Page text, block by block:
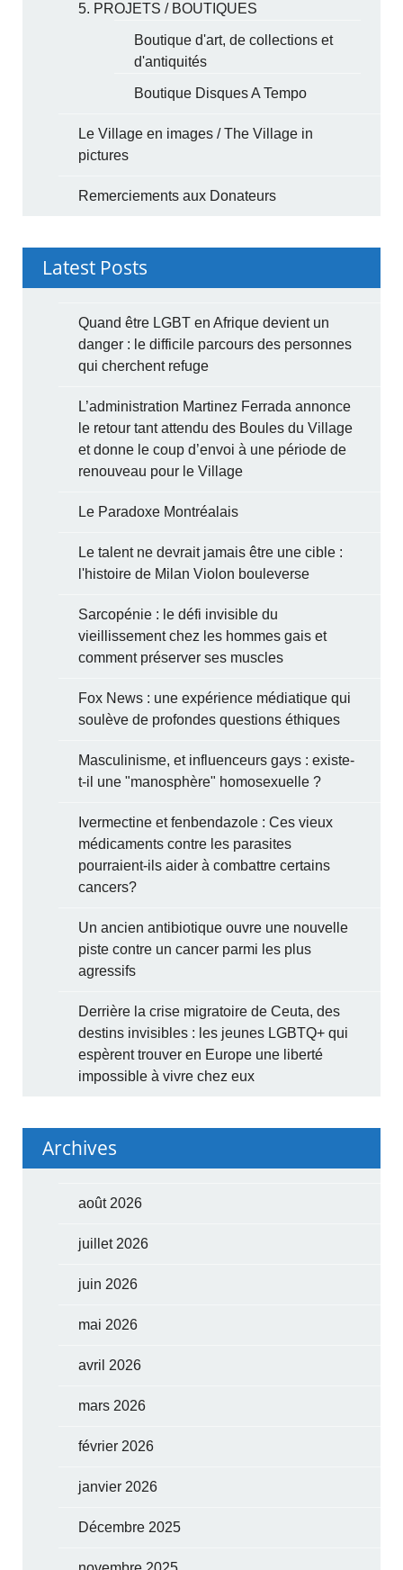
5. PROJETS / BOUTIQUES
Boutique d'art, de collections et
d'antiquités
Boutique Disques A Tempo
Le Village en images / The Village in
pictures
Remerciements aux Donateurs
Latest Posts
Quand être LGBT en Afrique devient un
danger : le difficile parcours des personnes
qui cherchent refuge
L’administration Martinez Ferrada annonce
le retour tant attendu des Boules du Village
et donne le coup d’envoi à une période de
renouveau pour le Village
Le Paradoxe Montréalais
Le talent ne devrait jamais être une cible :
l'histoire de Milan Violon bouleverse
Sarcopénie : le défi invisible du
vieillissement chez les hommes gais et
comment préserver ses muscles
Fox News : une expérience médiatique qui
soulève de profondes questions éthiques
Masculinisme, et influenceurs gays : existe-
t-il une "manosphère" homosexuelle ?
Ivermectine et fenbendazole : Ces vieux
médicaments contre les parasites
pourraient-ils aider à combattre certains
cancers?
Un ancien antibiotique ouvre une nouvelle
piste contre un cancer parmi les plus
agressifs
Derrière la crise migratoire de Ceuta, des
destins invisibles : les jeunes LGBTQ+ qui
espèrent trouver en Europe une liberté
impossible à vivre chez eux
Archives
août 2026
juillet 2026
juin 2026
mai 2026
avril 2026
mars 2026
février 2026
janvier 2026
Décembre 2025